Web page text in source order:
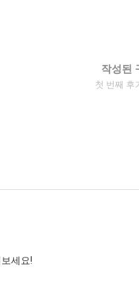
작성된
첫 번째 후
세요!